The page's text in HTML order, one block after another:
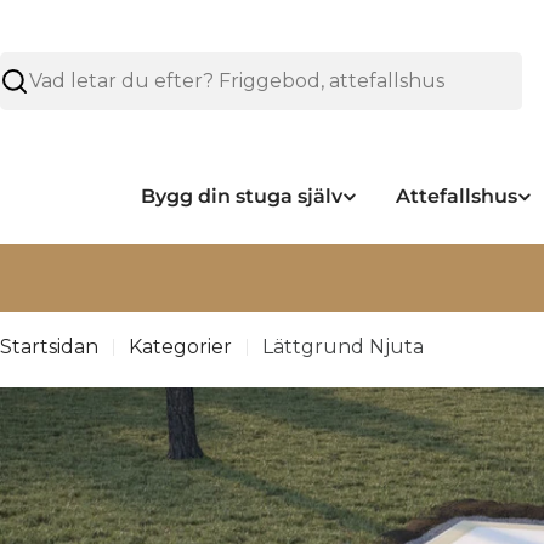
Sök
Bygg din stuga själv Attefallshus
Startsidan Kategorier Lättgrund Njuta
Hoppa
över